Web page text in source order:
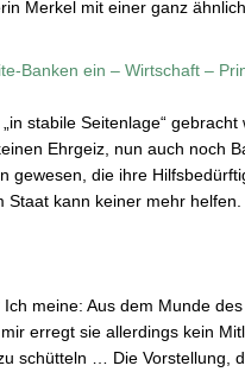
Merkel mit einer ganz
Banken ein – Wirtschaft –
stabile Seitenlage“
Ehrgeiz, nun auch noch
gewesen, die ihre
Staat kann keiner mehr
meine: Aus dem Munde
erregt sie allerdings kein
schütteln … Die Vorstellung,